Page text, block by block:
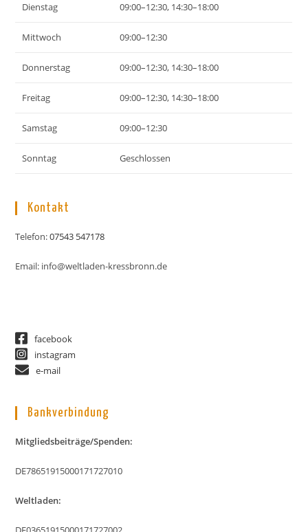
Dienstag 09:00–12:30, 14:30–18:00
Mittwoch 09:00–12:30
Donnerstag 09:00–12:30, 14:30–18:00
Freitag 09:00–12:30, 14:30–18:00
Samstag 09:00–12:30
Sonntag Geschlossen
Kontakt
Telefon:07543 547178
Email: info@weltladen-kressbronn.de
facebook
instagram
e-mail
Bankverbindung
Mitgliedsbeiträge/Spenden:
DE78651915000171727010
Weltladen: